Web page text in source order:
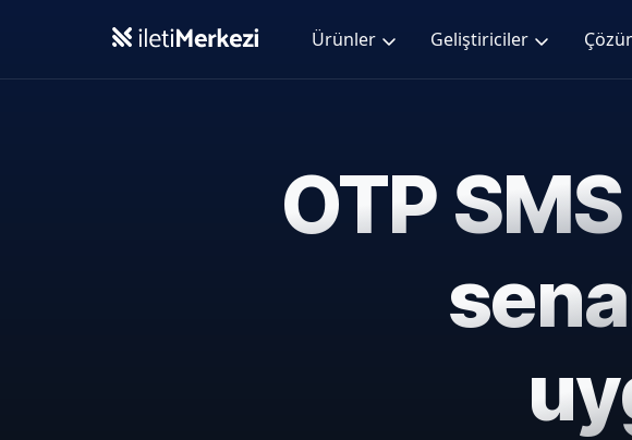
Ürünler
Geliştiriciler
OTP